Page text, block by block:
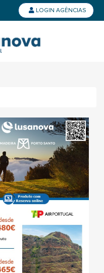
LOGIN AGÊNCIAS